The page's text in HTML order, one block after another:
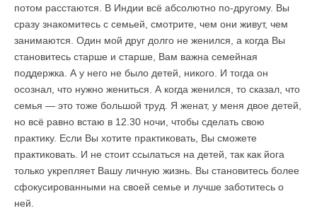
потом расстаются. В Индии всё абсолютно по-другому. Вы
сразу знакомитесь с семьей, смотрите, чем они живут, чем
занимаются. Один мой друг долго не женился, а когда Вы
становитесь старше и старше, Вам важна семейная
поддержка. А у него не было детей, никого. И тогда он
осознал, что нужно жениться. А когда женился, то сказал, что
семья — это тоже большой труд. Я женат, у меня двое детей,
но всё равно встаю в 12.30 ночи, чтобы сделать свою
практику. Если Вы хотите практиковать, Вы сможете
практиковать. И не стоит ссылаться на детей, так как йога
только укрепляет Вашу личную жизнь. Вы становитесь более
сфокусированными на своей семье и лучше заботитесь о
ней.